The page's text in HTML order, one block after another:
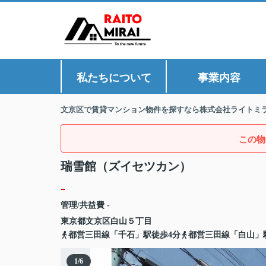
私たちについて 事業内容
文京区で賃貸マンション物件を探すなら株式会社ライトミ
この
瑞雪館（ズイセツカン）
-
管理/共益費 -
東京都文京区白山 ５丁目
都営三田線「千石」駅徒歩4分
都営三田線「白山」
1/6